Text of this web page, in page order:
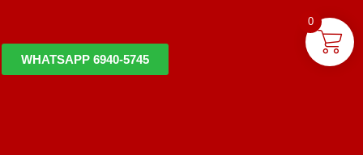
WHATSAPP 6940-5745
0